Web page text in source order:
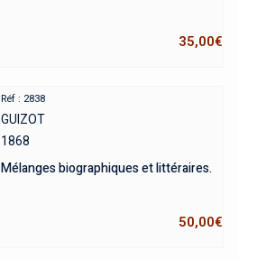
35,00€
Réf : 2838
GUIZOT
1868
Mélanges biographiques et littéraires.
50,00€